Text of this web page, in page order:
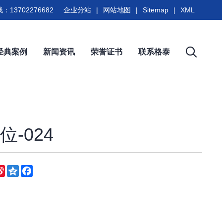
典案例 新闻资讯 荣誉证书 联系格泰
13702276682 企业分站 | 网站地图 | Sitemap | XML
-024
Sina
Weibo
QzoneFacebook